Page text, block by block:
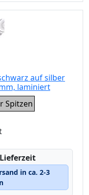
auf silber
laminiert
Spitzen
in ca. 2-3